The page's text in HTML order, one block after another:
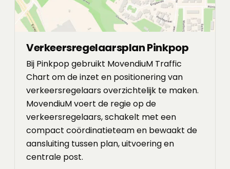
Verkeersregelaarsplan Pinkpop
Bij Pinkpop gebruikt MovendiuM Traffic
Chart om de inzet en positionering van
verkeersregelaars overzichtelijk te maken.
MovendiuM voert de regie op de
verkeersregelaars, schakelt met een
compact coördinatieteam en bewaakt de
aansluiting tussen plan, uitvoering en
centrale post.